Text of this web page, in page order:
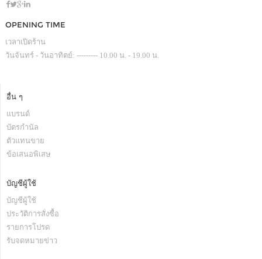
OPENING TIME
เวลาเปิดร้าน
วันจันทร์ - วันอาทิตย์: --------- 10.00 น. - 19.00 น.
อื่น ๆ
แบรนด์
บัตรกำนัล
ตัวแทนขาย
ข้อเสนอพิเสษ
บัญชีผู้ใช้
บัญชีผู้ใช้
ประวัติการสั่งซื้อ
รายการโปรด
รับจดหมายข่าว